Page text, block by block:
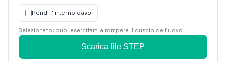
Rendi l'interno cavo
Selezionato: puoi esercitarti a rompere il guscio dell'uovo
Scarica file STEP